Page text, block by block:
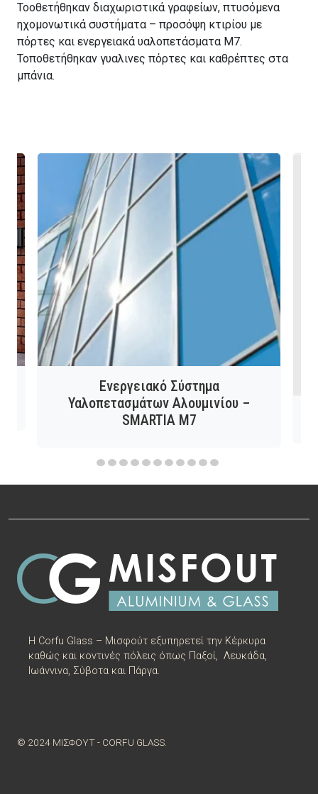
Τοοθετήθηκαν διαχωριστικά γραφείων, πτυσόμενα
ηχομονωτικά συστήματα – προσόψη κτιρίου με
πόρτες και ενεργειακά υαλοπετάσματα Μ7.
Τοποθετήθηκαν γυαλινες πόρτες και καθρέπτες στα
μπάνια.
Ενεργειακό Σύστημα
Υαλοπετασμάτων Αλουμινίου –
SMARTIA M7
Η Corfu Glass – Μισφούτ εξυπηρετεί την Κέρκυρα
καθώς και κοντινές πόλεις όπως Παξοί, Λευκάδα,
Ιωάννινα, Σύβοτα και Πάργα.
© 2024 ΜΙΣΦΟΥΤ - CORFU GLASS.